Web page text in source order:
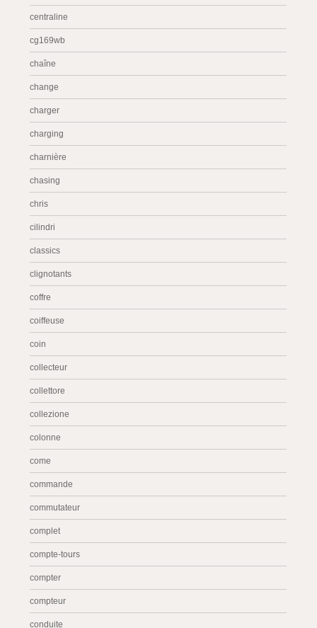
centraline
cg169wb
chaîne
change
charger
charging
charnière
chasing
chris
cilindri
classics
clignotants
coffre
coiffeuse
coin
collecteur
collettore
collezione
colonne
come
commande
commutateur
complet
compte-tours
compter
compteur
conduite